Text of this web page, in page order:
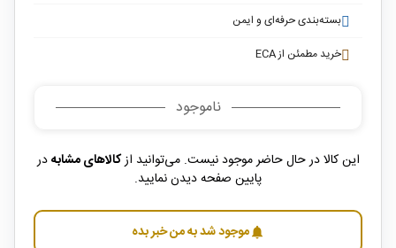
بسته‌بندی حرفه‌ای و ایمن
خرید مطمئن از ECA
ناموجود
این کالا در حال حاضر موجود نیست. می‌توانید ازکالاهای مشابهدر
پایین صفحه دیدن نمایید.
notificationsموجود شد به من خبر بده